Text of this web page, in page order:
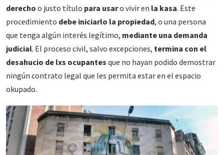
derecho o justo título para usaro vivir en la kasa. Este
procedimiento debe iniciarlo la propiedad, o una persona
que tenga algún interés legítimo, mediante una demanda
judicial. El proceso civil, salvo excepciones, termina con el
desahucio de lxs ocupantes que no hayan podido demostrar
ningún contrato legal que les permita estar en el espacio
okupado.